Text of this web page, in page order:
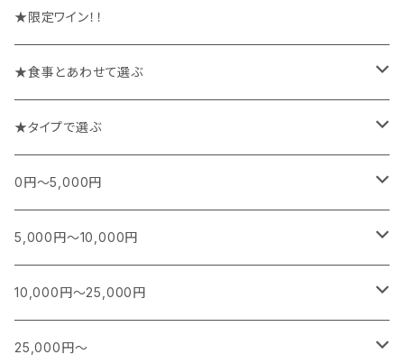
★限定ワイン！！
★食事とあわせて選ぶ
チーズや前菜と楽しむワイン
お魚料理と楽しむワイン
お肉料理と楽しむワイン
カレー、エスニック、中華などに合うワイン
特別な日に楽しむワイン
★タイプで選ぶ
スパークリング
白
白(オレンジ)
赤
0円～5,000円
フランス
シャンパーニュ
ブルゴーニュ
南アフリカ
スパークリング
日本
5,000円～10,000円
フランス
シャンパーニュ
南アフリカ
10,000円～25,000円
フランス
25,000円～